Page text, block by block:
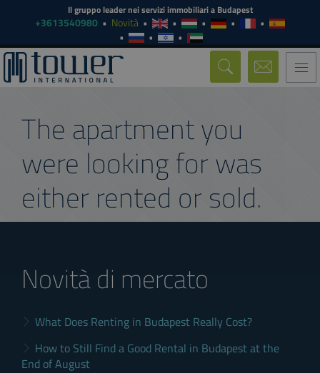
Il gruppo leader nei servizi immobiliari a Budapest
+3613540980 Novità
The apartment you
were looking for was
either rented or sold.
Novità di mercato
What Does Renting in Budapest Really Cost?
How to Still Find a Good Rental in Budapest at the
End of August